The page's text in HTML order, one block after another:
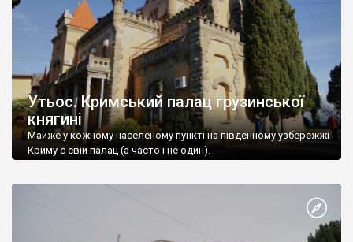
Утьос. Кримський палац грузинської
княгині
Майже у кожному населеному пункті на південному узбережжі
Криму є свій палац (а часто і не один).